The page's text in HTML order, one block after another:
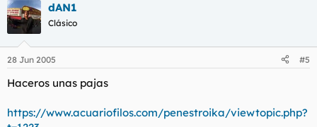
dAN1
Clásico
28 Jun 2005 #5
Haceros unas pajas
https://www.acuariofilos.com/penestroika/viewtopic.php?